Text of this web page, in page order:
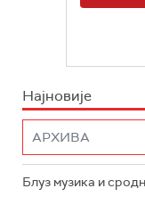
Најновије
Блуз музика и